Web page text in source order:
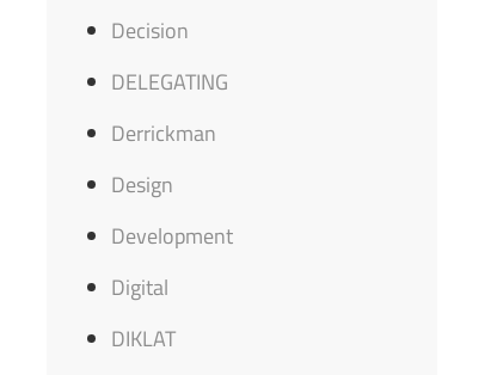
Decision
DELEGATING
Derrickman
Design
Development
Digital
DIKLAT